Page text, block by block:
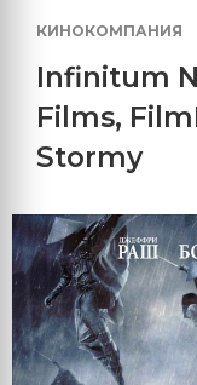
КИНОКОМПАНИЯ
Infinitum
Films,
Stormy